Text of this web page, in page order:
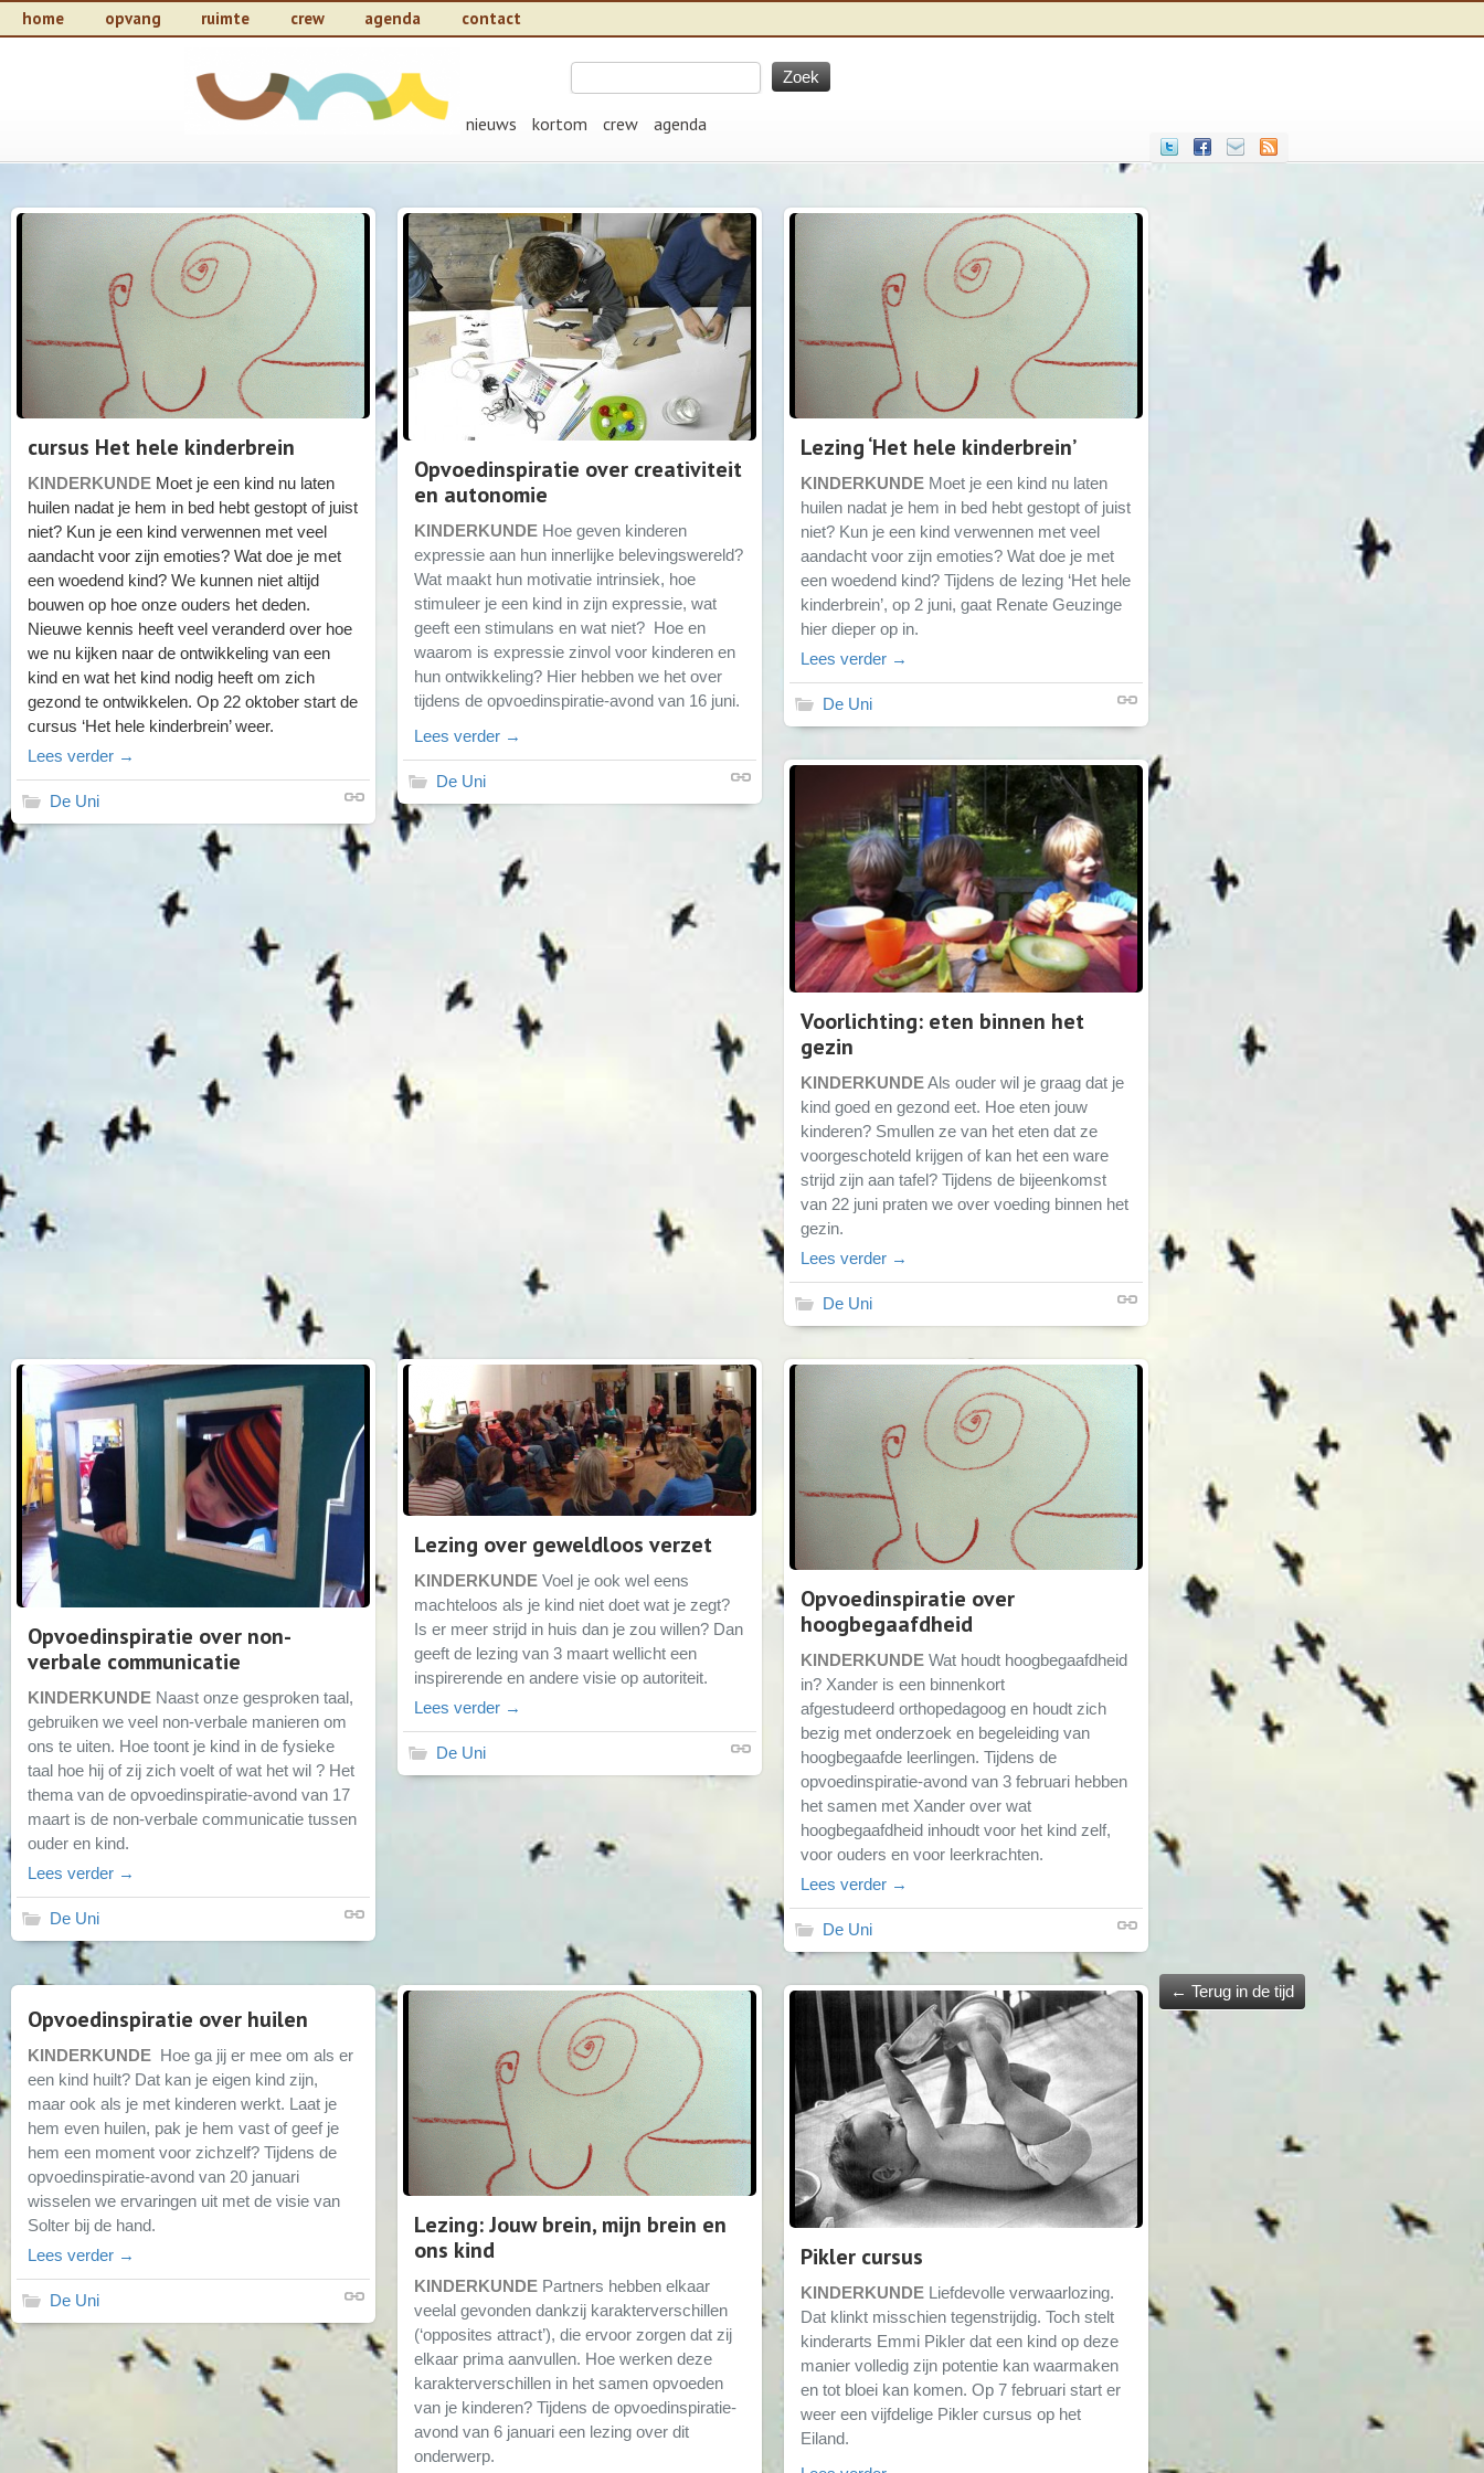
home opvang ruimte crew agenda contact
nieuws kortom crew agenda
cursus Het hele kinderbrein
KINDERKUNDE Moet je een kind nu laten
huilen nadat je hem in bed hebt gestopt of juist
niet? Kun je een kind verwennen met veel
aandacht voor zijn emoties? Wat doe je met
een woedend kind? We kunnen niet altijd
bouwen op hoe onze ouders het deden.
Nieuwe kennis heeft veel veranderd over hoe
we nu kijken naar de ontwikkeling van een
kind en wat het kind nodig heeft om zich
gezond te ontwikkelen. Op 22 oktober start de
cursus ‘Het hele kinderbrein’ weer.
Lees verder →
De Uni
Opvoedinspiratie over creativiteit
en autonomie
KINDERKUNDE Hoe geven kinderen
expressie aan hun innerlijke belevingswereld?
Wat maakt hun motivatie intrinsiek, hoe
stimuleer je een kind in zijn expressie, wat
geeft een stimulans en wat niet? Hoe en
waarom is expressie zinvol voor kinderen en
hun ontwikkeling? Hier hebben we het over
tijdens de opvoedinspiratie-avond van 16 juni.
Lees verder →
De Uni
Lezing ‘Het hele kinderbrein’
KINDERKUNDE Moet je een kind nu laten
huilen nadat je hem in bed hebt gestopt of juist
niet? Kun je een kind verwennen met veel
aandacht voor zijn emoties? Wat doe je met
een woedend kind? Tijdens de lezing ‘Het hele
kinderbrein’, op 2 juni, gaat Renate Geuzinge
hier dieper op in.
Lees verder →
De Uni
Voorlichting: eten binnen het
gezin
KINDERKUNDEAls ouder wil je graag dat je
kind goed en gezond eet. Hoe eten jouw
kinderen? Smullen ze van het eten dat ze
voorgeschoteld krijgen of kan het een ware
strijd zijn aan tafel? Tijdens de bijeenkomst
van 22 juni praten we over voeding binnen het
gezin.
Lees verder →
De Uni
Opvoedinspiratie over non-
verbale communicatie
KINDERKUNDE Naast onze gesproken taal,
gebruiken we veel non-verbale manieren om
ons te uiten. Hoe toont je kind in de fysieke
taal hoe hij of zij zich voelt of wat het wil ? Het
thema van de opvoedinspiratie-avond van 17
maart is de non-verbale communicatie tussen
ouder en kind.
Lees verder →
De Uni
Lezing over geweldloos verzet
KINDERKUNDE Voel je ook wel eens
machteloos als je kind niet doet wat je zegt?
Is er meer strijd in huis dan je zou willen? Dan
geeft de lezing van 3 maart wellicht een
inspirerende en andere visie op autoriteit.
Lees verder →
De Uni
Opvoedinspiratie over
hoogbegaafdheid
KINDERKUNDE Wat houdt hoogbegaafdheid
in? Xander is een binnenkort
afgestudeerd orthopedagoog en houdt zich
bezig met onderzoek en begeleiding van
hoogbegaafde leerlingen. Tijdens de
opvoedinspiratie-avond van 3 februari hebben
het samen met Xander over wat
hoogbegaafdheid inhoudt voor het kind zelf,
voor ouders en voor leerkrachten.
Lees verder →
De Uni
Opvoedinspiratie over huilen
KINDERKUNDE Hoe ga jij er mee om als er
een kind huilt? Dat kan je eigen kind zijn,
maar ook als je met kinderen werkt. Laat je
hem even huilen, pak je hem vast of geef je
hem een moment voor zichzelf? Tijdens de
opvoedinspiratie-avond van 20 januari
wisselen we ervaringen uit met de visie van
Solter bij de hand.
Lees verder →
De Uni
Lezing: Jouw brein, mijn brein en
ons kind
KINDERKUNDE Partners hebben elkaar
veelal gevonden dankzij karakterverschillen
(‘opposites attract’), die ervoor zorgen dat zij
elkaar prima aanvullen. Hoe werken deze
karakterverschillen in het samen opvoeden
van je kinderen? Tijdens de opvoedinspiratie-
avond van 6 januari een lezing over dit
onderwerp.
Pikler cursus
KINDERKUNDE Liefdevolle verwaarlozing.
Dat klinkt misschien tegenstrijdig. Toch stelt
kinderarts Emmi Pikler dat een kind op deze
manier volledig zijn potentie kan waarmaken
en tot bloei kan komen. Op 7 februari start er
weer een vijfdelige Pikler cursus op het
Eiland.
←Terug in de tijd